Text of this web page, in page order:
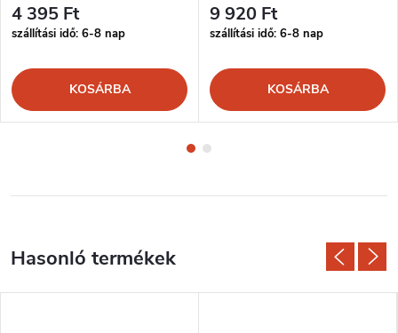
4 395 Ft
szállítási idő: 6-8 nap
KOSÁRBA
9 920 Ft
szállítási idő: 6-8 nap
KOSÁRBA